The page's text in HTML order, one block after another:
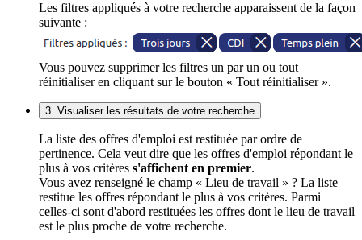
Les filtres appliqués à votre recherche apparaissent de la façon
suivante :
Vous pouvez supprimer les filtres un par un ou tout
réinitialiser en cliquant sur le bouton « Tout réinitialiser ».
3. Visualiser les résultats de votre recherche
La liste des offres d'emploi est restituée par ordre de
pertinence. Cela veut dire que les offres d'emploi répondant le
plus à vos critères s'affichent en premier.
Vous avez renseigné le champ « Lieu de travail » ? La liste
restitue les offres répondant le plus à vos critères. Parmi
celles-ci sont d'abord restituées les offres dont le lieu de travail
est le plus proche de votre recherche.